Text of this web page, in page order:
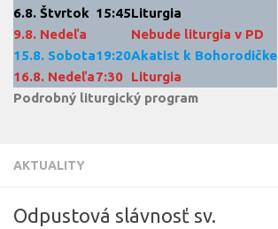
AKTUALITY
Odpustová slávnosť sv.
6.8. Štvrtok 15:45Liturgia
9.8. Nedeľa
Nebude liturgia v PD
15.8. Sobota19:20Akatist k Bohorodičke
16.8. Nedeľa7:30 Liturgia
Podrobný liturgický program